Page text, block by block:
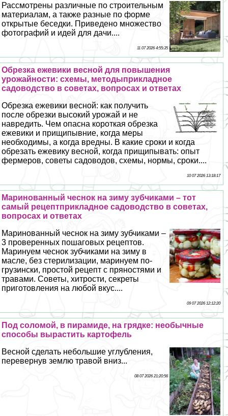
Рассмотрены различные по строительным
материалам, а также разные по форме
открытые беседки. Приведено множество
фотографий и идей для дачи....
11 07 2026 4:55:35
Обрезка ежевики весной для повышения
урожайности: схемы, методыприкладное
садоводство в советах, вопросах и ответах
Обрезка ежевики весной: как получить
после обрезки высокий урожай и не
навредить. Чем опасна короткая обрезка
ежевики и прищипывние, когда меры
необходимы, а когда вредны. В какие сроки и когда
обрезать ежевику весной, когда прищипывать: опыт
фермеров, советы садоводов, схемы, нормы, сроки....
10 07 2026 13:18:17
Маринованный чеснок на зиму зубчиками – тот
самый рецептприкладное садоводство в советах,
вопросах и ответах
Маринованный чеснок на зиму зубчиками –
3 проверенных пошаговых рецептов.
Маринуем чеснок зубчиками на зиму в
масле, без стерилизации, маринуем по-
грузински, простой рецепт с пряностями и
травами. Советы, хитрости, секреты
приготовления на любой вкус....
09 07 2026 12:12:20
Под соломой, в пирамиде, на грядке: необычные
способы вырастить картофель
Весной сделать небольшие углубления,
перевернув землю травой вниз...
08 07 2026 21:20:56